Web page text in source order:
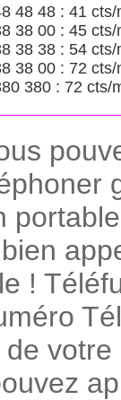
48 48 : 41 cts/
38 00 : 45 cts/
38 38 : 54 cts/
38 00 : 72 cts/
380 : 72 cts/
!
de votre